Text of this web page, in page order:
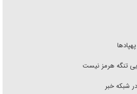
تنگه هرمز نیست